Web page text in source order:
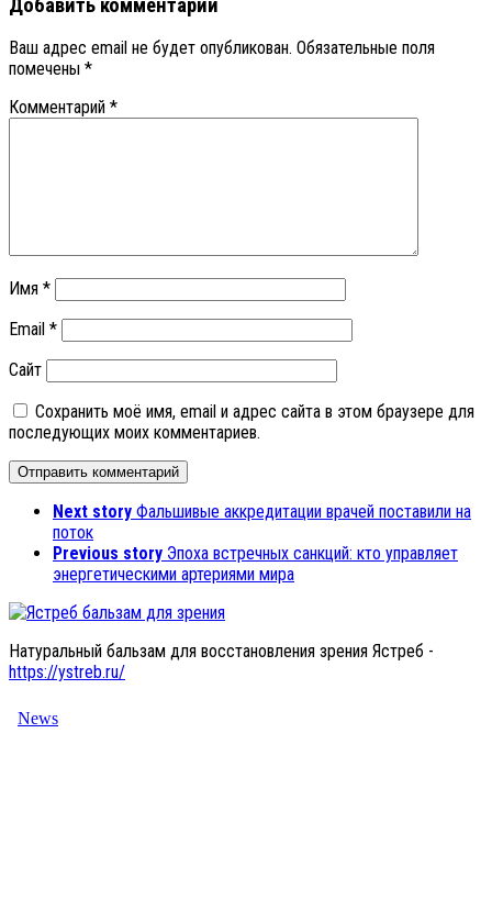
Добавить комментарий
Ваш адрес email не будет опубликован. Обязательные поля
помечены *
Комментарий *
Имя *
Email *
Сайт
Сохранить моё имя, email и адрес сайта в этом браузере для
последующих моих комментариев.
Next story Фальшивые аккредитации врачей поставили на
поток
Previous story Эпоха встречных санкций: кто управляет
энергетическими артериями мира
Натуральный бальзам для восстановления зрения Ястреб -
https://ystreb.ru/